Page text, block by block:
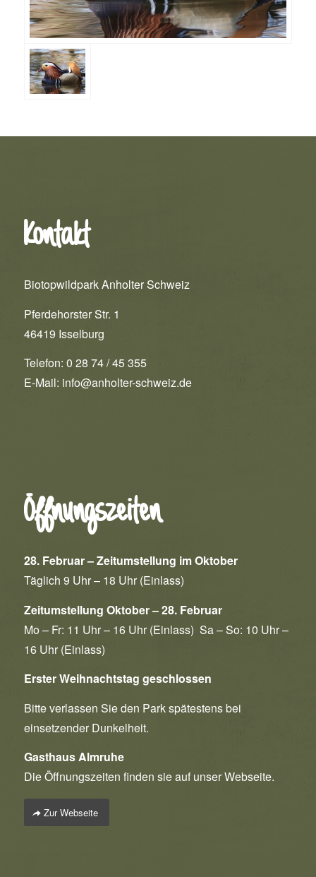
Kontakt
Biotopwildpark Anholter Schweiz
Pferdehorster Str. 1
46419 Isselburg
Telefon: 0 28 74 / 45 355
E-Mail: info@anholter-schweiz.de
Öffnungszeiten
28. Februar – Zeitumstellung im Oktober
Täglich 9 Uhr – 18 Uhr (Einlass)
Zeitumstellung Oktober – 28. Februar
Mo – Fr: 11 Uhr – 16 Uhr (Einlass) Sa – So: 10 Uhr –
16 Uhr (Einlass)
Erster Weihnachtstag geschlossen
Bitte verlassen Sie den Park spätestens bei
einsetzender Dunkelheit.
Gasthaus Almruhe
Die Öffnungszeiten finden sie auf unser Webseite.
Zur Webseite